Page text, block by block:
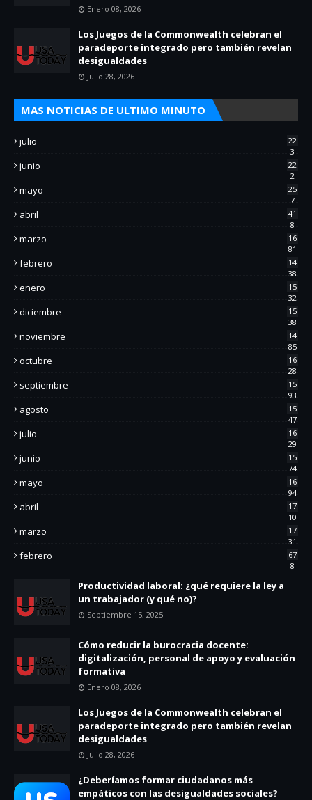
Enero 08, 2026
Los Juegos de la Commonwealth celebran el
paradeporte integrado pero también revelan
desigualdades
Julio 28, 2026
MAS NOTICIAS DE ULTIMO MINUTO
julio
22
3
junio
22
2
mayo
25
7
abril
41
8
marzo
16
81
febrero
14
38
enero
15
32
diciembre
15
38
noviembre
14
85
octubre
16
28
septiembre
15
93
agosto
15
47
julio
16
29
junio
15
74
mayo
16
94
abril
17
10
marzo
17
31
febrero
67
8
Productividad laboral: ¿qué requiere la ley a
un trabajador (y qué no)?
Septiembre 15, 2025
Cómo reducir la burocracia docente:
digitalización, personal de apoyo y evaluación
formativa
Enero 08, 2026
Los Juegos de la Commonwealth celebran el
paradeporte integrado pero también revelan
desigualdades
Julio 28, 2026
¿Deberíamos formar ciudadanos más
empáticos con las desigualdades sociales?